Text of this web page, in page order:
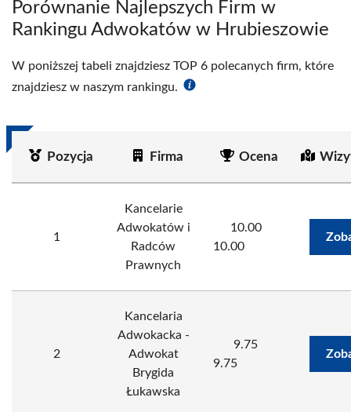
Porównanie Najlepszych Firm w
Rankingu Adwokatów w Hrubieszowie
W poniższej tabeli znajdziesz TOP 6 polecanych firm, które
znajdziesz w naszym rankingu.
Pozycja Firma Ocena
1
Kancelarie
Adwokatów i
Radców
Prawnych
10.00
10.00
2
Kancelaria
Adwokacka -
Adwokat
Brygida
Łukawska
9.75
9.75